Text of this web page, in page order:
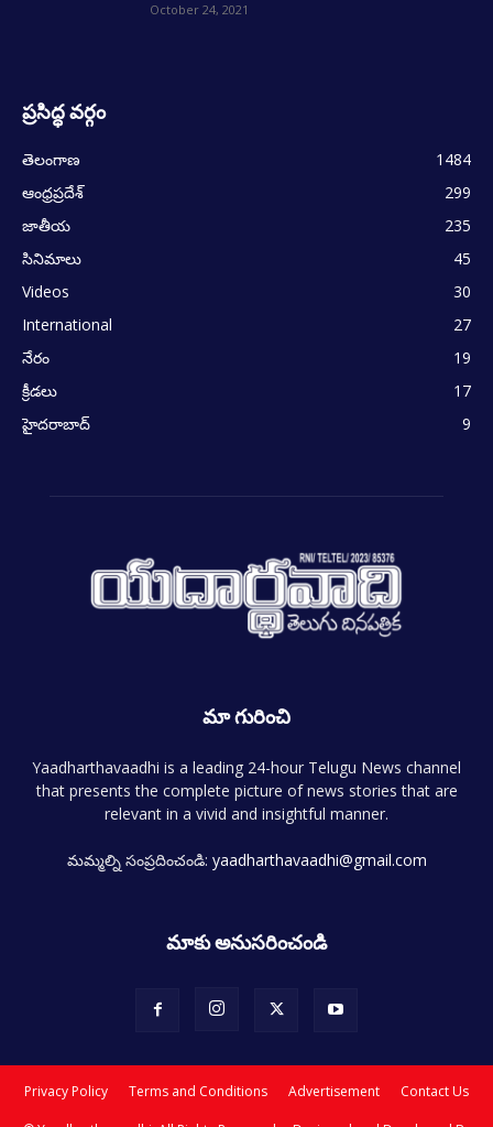
October 24, 2021
ప్రసిద్ధ వర్గం
తెలంగాణ
1484
ఆంధ్రప్రదేశ్
299
జాతీయ
235
సినిమాలు
45
Videos
30
International
27
నేరం
19
క్రీడలు
17
హైదరాబాద్
9
మా గురించి
Yaadharthavaadhi is a leading 24-hour Telugu News channel
that presents the complete picture of news stories that are
relevant in a vivid and insightful manner.
మమ్మల్ని సంప్రదించండి: yaadharthavaadhi@gmail.com
మాకు అనుసరించండి
Privacy Policy Terms and Conditions Advertisement Contact Us